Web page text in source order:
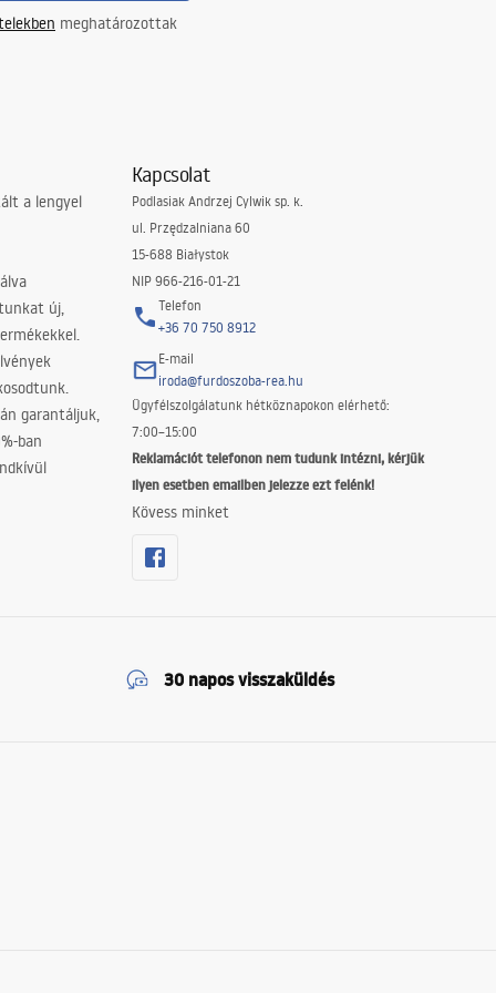
meghatározottak
a lengyel
új,
garantáljuk,
ban
Kapcsolat
Podlasiak Andrzej Cylwik sp. k.
ul. Przędzalniana 60
15-688 Białystok
NIP 966-216-01-21
Telefon
+36 70 750 8912
E-mail
iroda@furdoszoba-rea.hu
Ügyfélszolgálatunk hétköznapokon elérhető:
7:00–15:00
Reklamációt telefonon nem tudunk intézni, kérjük
ilyen esetben emailben jelezze ezt felénk!
Kövess minket
30 napos visszaküldés